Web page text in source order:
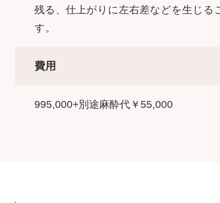
残る、仕上がりに左右差などを生じる
す。
費用
995,000+別途麻酔代￥55,000